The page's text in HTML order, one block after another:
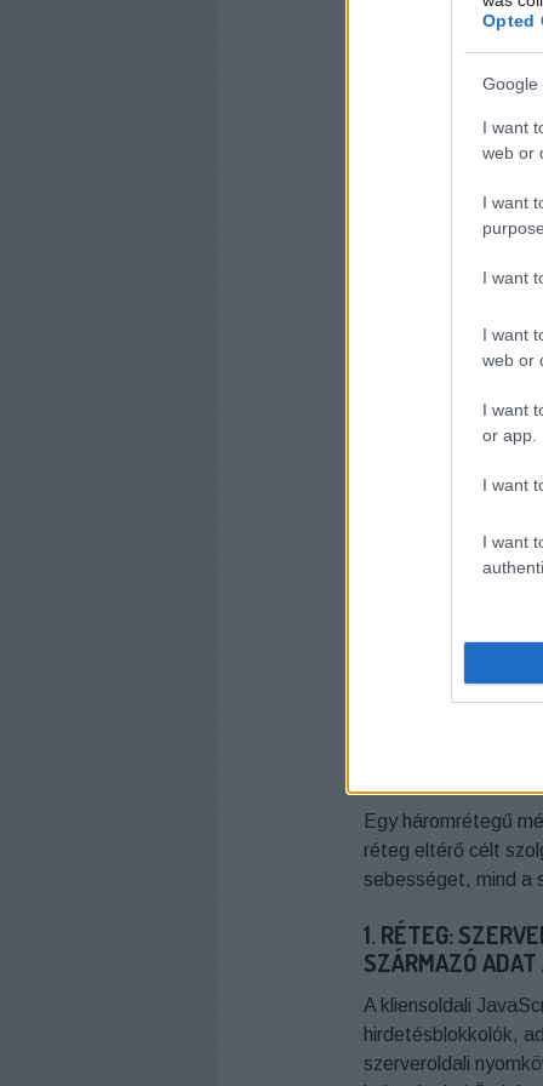
Opted
Google
I want
web or
I want
I want
I want
web or
I want
or app.
I want
I want
iOS 14.5+ jelvesztés
többeszközös utakat
MMM kimenetek
A csapatok
A fundamentális ok
— amely már
Minden megkerülő
A SÜTI
— POST-
Egy háromrétegű
réteg eltérő célt
sebességet, mind a
1. RÉTEG:
SZÁRMAZÓ
A kliensoldali
hirdetésblokkolók,
szerveroldali